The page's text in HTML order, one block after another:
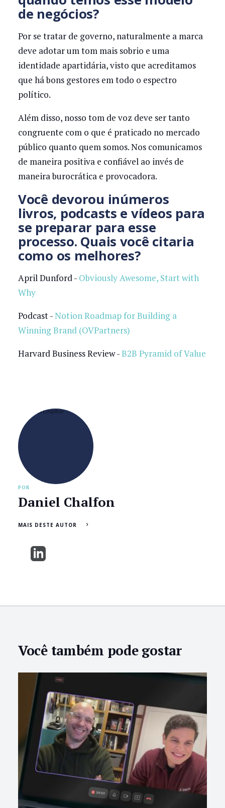
de negócios?
Por se tratar de governo, naturalmente a marca
deve adotar um tom mais sobrio e uma
identidade apartidária, visto que acreditamos
que há bons gestores em todo o espectro
político.
Além disso, nosso tom de voz deve ser tanto
congruente com o que é praticado no mercado
público quanto quem somos. Nos comunicamos
de maneira positiva e confiável ao invés de
maneira burocrática e provocadora.
Você devorou inúmeros
livros, podcasts e vídeos para
se preparar para esse
processo. Quais você citaria
como os melhores?
April Dunford - Obviously Awesome, Start with
Why
Podcast -Notion Roadmap for Building a
Winning Brand (OVPartners)
Harvard Business Review -B2B Pyramid of Value
POR
Daniel Chalfon
MAIS DESTE AUTOR
Você também pode gostar